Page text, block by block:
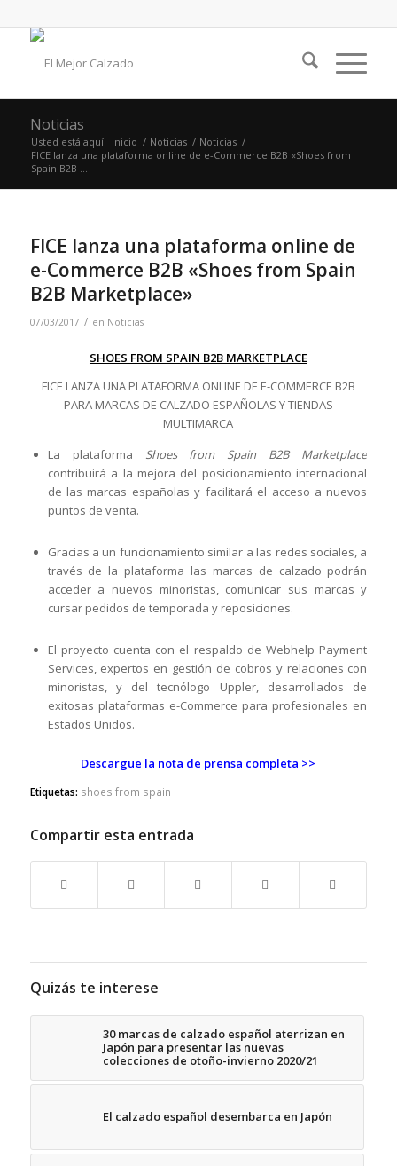
Noticias
Usted está aquí: Inicio / Noticias / Noticias /
FICE lanza una plataforma online de e-Commerce B2B «Shoes from
Spain B2B ...
FICE lanza una plataforma online de
e-Commerce B2B «Shoes from Spain
B2B Marketplace»
07/03/2017 / en Noticias
SHOES FROM SPAIN B2B MARKETPLACE
FICE LANZA UNA PLATAFORMA ONLINE DE E-COMMERCE B2B
PARA MARCAS DE CALZADO ESPAÑOLAS Y TIENDAS
MULTIMARCA
La plataforma Shoes from Spain B2B Marketplace
contribuirá a la mejora del posicionamiento internacional
de las marcas españolas y facilitará el acceso a nuevos
puntos de venta.
Gracias a un funcionamiento similar a las redes sociales, a
través de la plataforma las marcas de calzado podrán
acceder a nuevos minoristas, comunicar sus marcas y
cursar pedidos de temporada y reposiciones.
El proyecto cuenta con el respaldo de Webhelp Payment
Services, expertos en gestión de cobros y relaciones con
minoristas, y del tecnólogo Uppler, desarrollados de
exitosas plataformas e-Commerce para profesionales en
Estados Unidos.
Descargue la nota de prensa completa >>
Etiquetas: shoes from spain
Compartir esta entrada
Quizás te interese
30 marcas de calzado español aterrizan en
Japón para presentar las nuevas
colecciones de otoño-invierno 2020/21
El calzado español desembarca en Japón